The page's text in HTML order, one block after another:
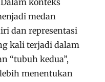
konteks
medan
dan representasi
kali terjadi dalam
“tubuh kedua”,
menentukan